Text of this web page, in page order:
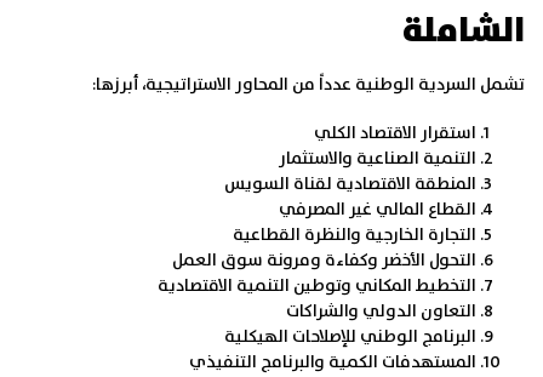
الشاملة
تشمل السردية الوطنية عدداً من المحاور الاستراتيجية، أبرزها:
استقرار الاقتصاد الكلي
التنمية الصناعية والاستثمار
المنطقة الاقتصادية لقناة السويس
القطاع المالي غير المصرفي
التجارة الخارجية والنظرة القطاعية
التحول الأخضر وكفاءة ومرونة سوق العمل
التخطيط المكاني وتوطين التنمية الاقتصادية
التعاون الدولي والشراكات
البرنامج الوطني للإصلاحات الهيكلية
المستهدفات الكمية والبرنامج التنفيذي